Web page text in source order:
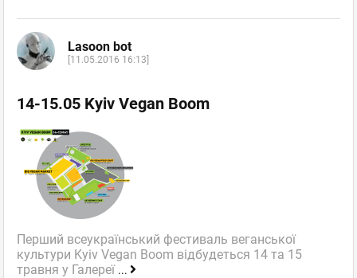
Lasoon bot
[11.05.2016 16:13]
14-15.05 Kyiv Vegan Boom
Перший всеукраїнський фестиваль веганської
культури Kyiv Vegan Boom відбудеться 14 та 15
травня у Галереї ...